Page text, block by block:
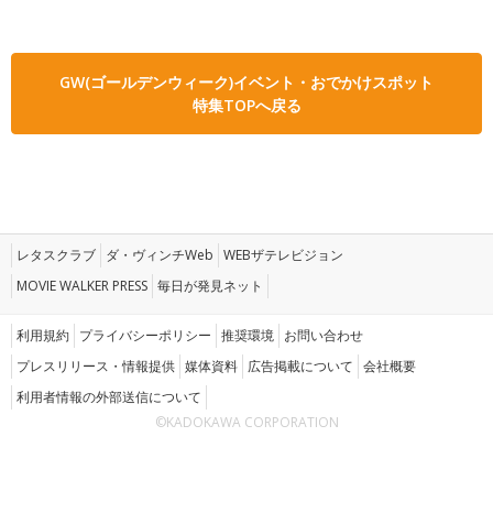
GW(ゴールデンウィーク)イベント・おでかけスポット
特集TOPへ戻る
レタスクラブ ダ・ヴィンチWeb WEBザテレビジョン
MOVIE WALKER PRESS 毎日が発見ネット
利用規約 プライバシーポリシー 推奨環境 お問い合わせ
プレスリリース・情報提供 媒体資料 広告掲載について 会社概要
利用者情報の外部送信について
©KADOKAWA CORPORATION